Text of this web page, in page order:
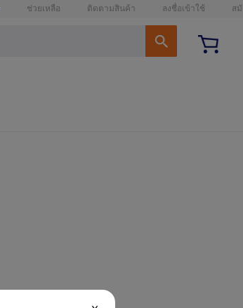
ช่วยเหลือ ติดตามสินค้า ลงชื่อเข้าใช้ ส